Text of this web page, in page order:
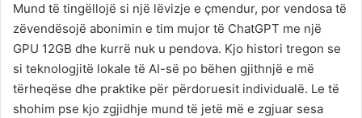
Mund të tingëllojë si një lëvizje e çmendur, por vendosa të
zëvendësojë abonimin e tim mujor të ChatGPT me një
GPU 12GB dhe kurrë nuk u pendova. Kjo histori tregon se
si teknologjitë lokale të AI-së po bëhen gjithnjë e më
tërheqëse dhe praktike për përdoruesit individualë. Le të
shohim pse kjo zgjidhje mund të jetë më e zgjuar sesa